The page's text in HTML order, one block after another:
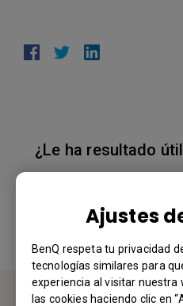
Ajustes
BenQ respeta tu privacidad
tecnologías similares para
experiencia al visitar nuestra
las cookies haciendo clic en
¿Le ha resultado